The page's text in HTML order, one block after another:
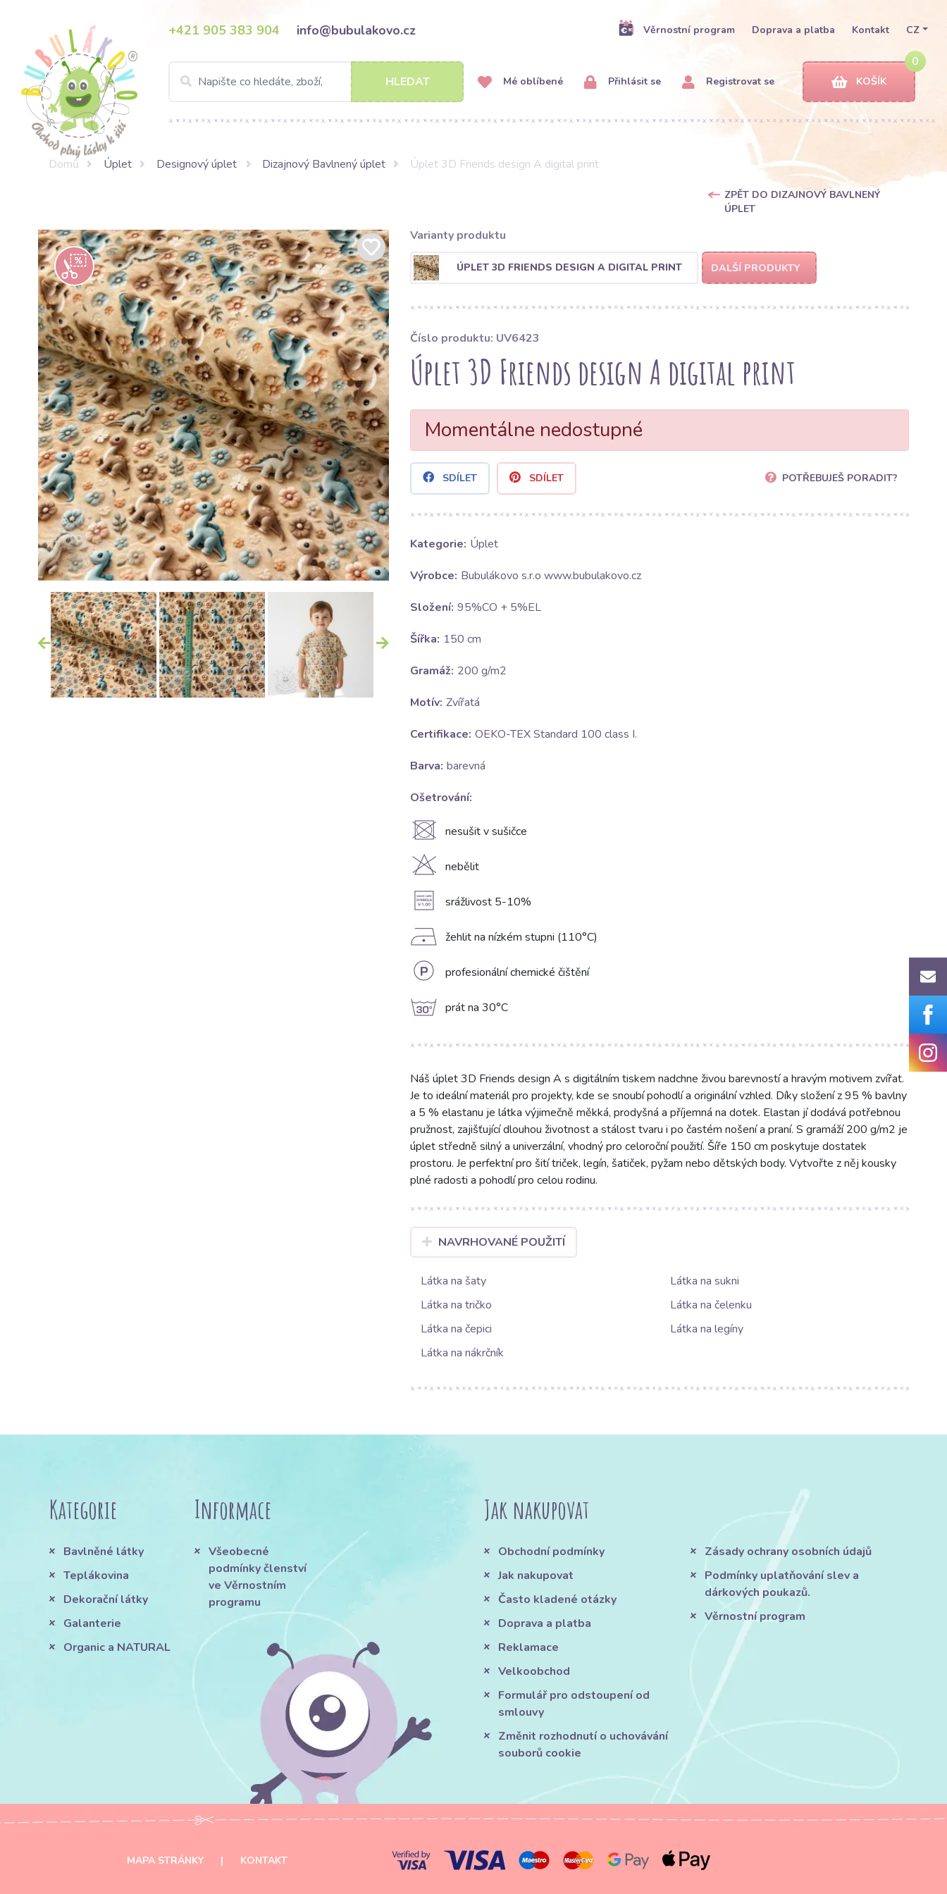
+421 905 383 904 info@bubulakovo.cz Věrnostní program Doprava a platba Kontakt CZ
HLEDAT Mé oblíbené Přihlásit se Registrovat se
0
KOŠÍK
Domů Úplet Designový úplet Dizajnový Bavlnený úplet Úplet 3D Friends design A digital print
ZPĚT DO DIZAJNOVÝ BAVLNENÝ
ÚPLET
Varianty produktu
ÚPLET 3D FRIENDS DESIGN A DIGITAL PRINT DALŠÍ PRODUKTY
Číslo produktu: UV6423
Úplet 3D Friends design A digital print
Momentálne nedostupné
SDÍLET SDÍLET POTŘEBUJEŠ PORADIT?
Kategorie: Úplet
Výrobce: Bubulákovo s.r.o www.bubulakovo.cz
Složení: 95%CO + 5%EL
Šířka: 150 cm
Gramáž: 200 g/m2
Motív: Zvířatá
Certifikace: OEKO-TEX Standard 100 class I.
Barva: barevná
Ošetrování:
U nesušit v sušičce
H nebělit
A srážlivost 5-10%
D žehlit na nízkém stupni (110°C)
L profesionální chemické čištění
g prát na 30°C
Náš úplet 3D Friends design A s digitálním tiskem nadchne živou barevností a hravým motivem zvířat.
Je to ideální materiál pro projekty, kde se snoubí pohodlí a originální vzhled. Díky složení z 95 % bavlny
a 5 % elastanu je látka výjimečně měkká, prodyšná a příjemná na dotek. Elastan jí dodává potřebnou
pružnost, zajišťující dlouhou životnost a stálost tvaru i po častém nošení a praní. S gramáží 200 g/m2 je
úplet středně silný a univerzální, vhodný pro celoroční použití. Šíře 150 cm poskytuje dostatek
prostoru. Je perfektní pro šití triček, legín, šatiček, pyžam nebo dětských body. Vytvořte z něj kousky
plné radosti a pohodlí pro celou rodinu.
NAVRHOVANÉ POUŽITÍ
Látka na šaty
Látka na sukni
Látka na tričko
Látka na čelenku
Látka na čepici
Látka na legíny
Látka na nákrčník
Kategorie
Bavlněné látky
Teplákovina
Dekorační látky
Galanterie
Organic a NATURAL
Informace
Všeobecné
podmínky členství
ve Věrnostním
programu
Jak nakupovat
Obchodní podmínky
Jak nakupovat
Často kladené otázky
Doprava a platba
Reklamace
Velkoobchod
Formulář pro odstoupení od
smlouvy
Změnit rozhodnutí o uchovávání
souborů cookie
Zásady ochrany osobních údajů
Podmínky uplatňování slev a
dárkových poukazů.
Věrnostní program
MAPA STRÁNKY | KONTAKT